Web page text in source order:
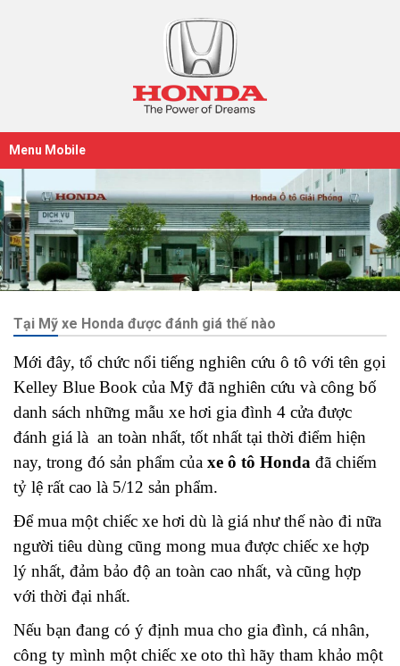
Menu Mobile
Tại Mỹ xe Honda được đánh giá thế nào
Mới đây, tổ chức nổi tiếng nghiên cứu ô tô với tên gọi
Kelley Blue Book của Mỹ đã nghiên cứu và công bố
danh sách những mẫu xe hơi gia đình 4 cửa được
đánh giá là an toàn nhất, tốt nhất tại thời điểm hiện
nay, trong đó sản phẩm của xe ô tô Honda đã chiếm
tỷ lệ rất cao là 5/12 sản phẩm.
Để mua một chiếc xe hơi dù là giá như thế nào đi nữa
người tiêu dùng cũng mong mua được chiếc xe hợp
lý nhất, đảm bảo độ an toàn cao nhất, và cũng hợp
với thời đại nhất.
Nếu bạn đang có ý định mua cho gia đình, cá nhân,
công ty mình một chiếc xe oto thì hãy tham khảo một